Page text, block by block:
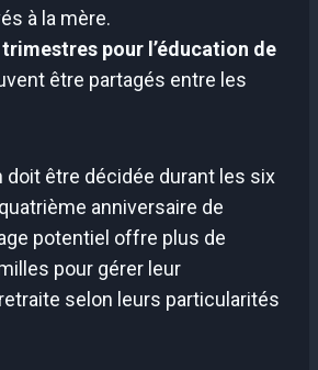
à la mère.
pour l’éducation de
être partagés entre les
doit être décidée durant les six
anniversaire de
potentiel offre plus de
pour gérer leur
selon leurs particularités